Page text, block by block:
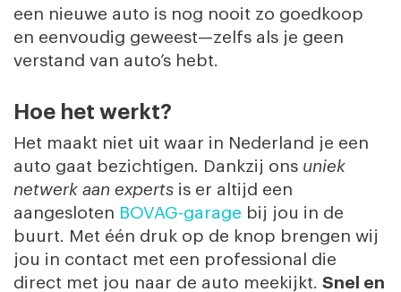
een nieuwe auto is nog nooit zo goedkoop
en eenvoudig geweest—zelfs als je geen
verstand van auto’s hebt.
Hoe het werkt?
Het maakt niet uit waar in Nederland je een
auto gaat bezichtigen. Dankzij ons uniek
netwerk aan experts is er altijd een
aangesloten BOVAG-garage bij jou in de
buurt. Met één druk op de knop brengen wij
jou in contact met een professional die
direct met jou naar de auto meekijkt. Snel en